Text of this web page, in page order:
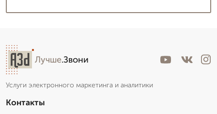
Лучше.Звони
Услуги электронного маркетинга и аналитики
Контакты